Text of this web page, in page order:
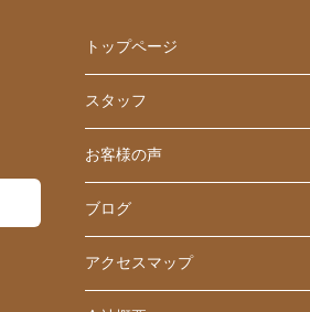
トップページ
スタッフ
お客様の声
ブログ
アクセスマップ